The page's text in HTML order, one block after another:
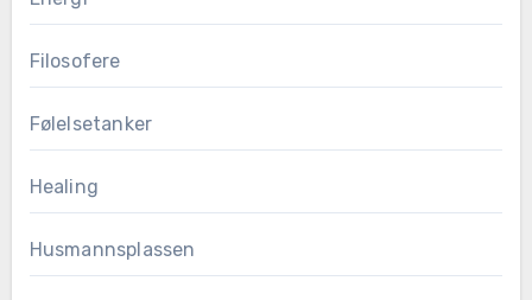
Filosofere
Følelsetanker
Healing
Husmannsplassen